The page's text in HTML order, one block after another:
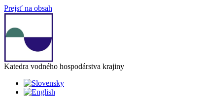
Prejsť na obsah
Katedra vodného hospodárstva krajiny